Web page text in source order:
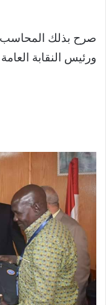
صرح بذلك
ورئيس النقابة